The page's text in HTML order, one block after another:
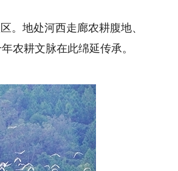
地处河西走廊农耕腹地、
农耕文脉在此绵延传承。